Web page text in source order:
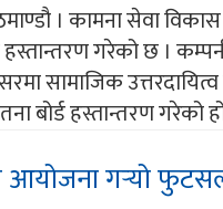
। कामना सेवा
हस्तान्तरण गरेको छ ।
सामाजिक
बोर्ड हस्तान्तरण गरेको
गर्‍यो